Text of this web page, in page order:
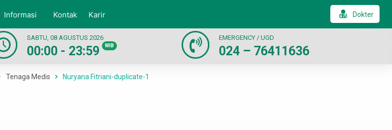
Informasi Kontak Karir Dokter
SABTU, 08 AGUSTUS 2026
00:00 - 23:59 WIB
EMERGENCY / UGD
024 – 76411636
Tenaga Medis Nuryana Fitriani-duplicate-1